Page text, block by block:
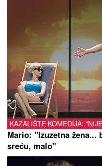
KAZALIŠTE KOMEDIJA:
Mario: "Izuzetna žena...
sreću, malo"